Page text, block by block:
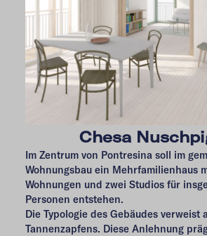
Chesa
Im Zentrum von Pontresina soll im
Wohnungsbau ein Mehrfamilienhaus
Wohnungen und zwei Studios für
Personen entstehen.
Die Typologie des Gebäudes verweist
Tannenzapfens. Diese Anlehnung